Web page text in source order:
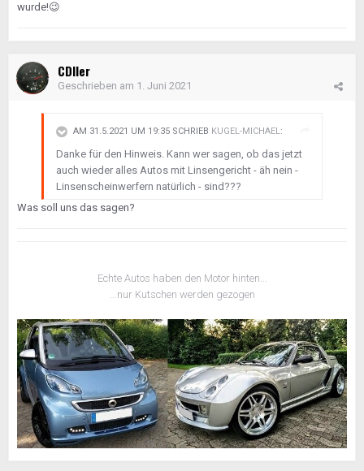
wurde!😉
CDIler
Geschrieben am 1. Juni 2021
AM 31.5.2021 UM 19:35 SCHRIEB KUGEL-MICHAEL:
Danke für den Hinweis. Kann wer sagen, ob das jetzt
auch wieder alles Autos mit Linsengericht - äh nein -
Linsenscheinwerfern natürlich - sind???
Was soll uns das sagen?
Echte Autos haben den Motor hinten...
...nur Kutschen werden gezogen